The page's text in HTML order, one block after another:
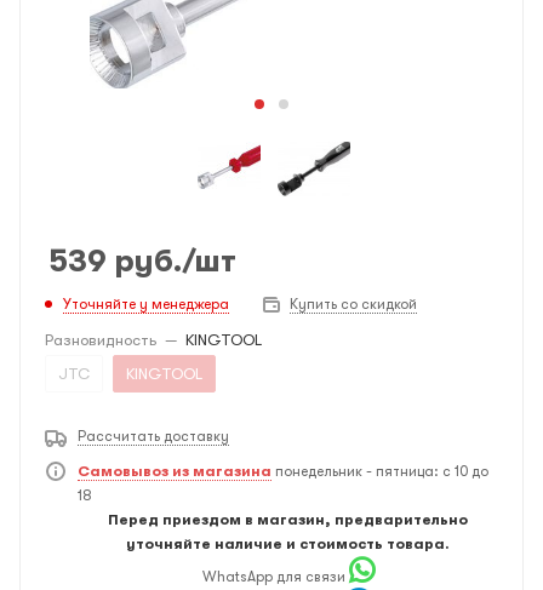
539 руб./шт
Уточняйте у менеджера Купить со скидкой
Разновидность — KINGTOOL
JTC
KINGTOOL
Рассчитать доставку
Самовывоз из магазина понедельник - пятница: с 10 до
18
Перед приездом в магазин, предварительно
уточняйте наличие и стоимость товара.
WhatsApp для связи